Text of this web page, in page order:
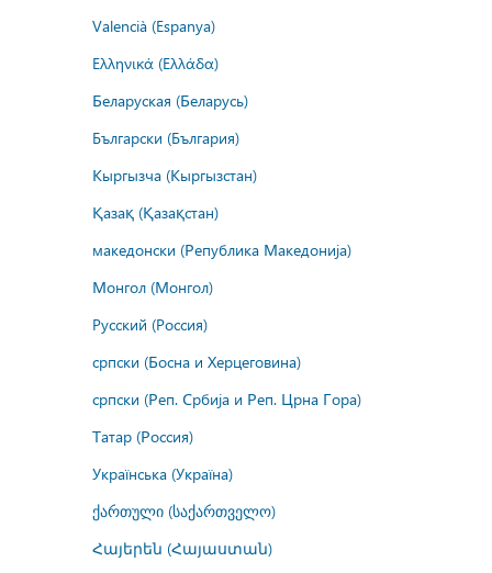
Valencià (Espanya)
Ελληνικά (Ελλάδα)
Беларуская (Беларусь)
Български (България)
Кыргызча (Кыргызстан)
Қазақ (Қазақстан)
македонски (Република Македонија)
Монгол (Монгол)
Русский (Россия)
српски (Босна и Херцеговина)
српски (Реп. Србија и Реп. Црна Гора)
Татар (Россия)
Українська (Україна)
ქართული (საქართველო)
Հայերեն (Հայաստան)